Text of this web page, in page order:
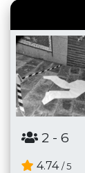
2 - 6
4.74 / 5